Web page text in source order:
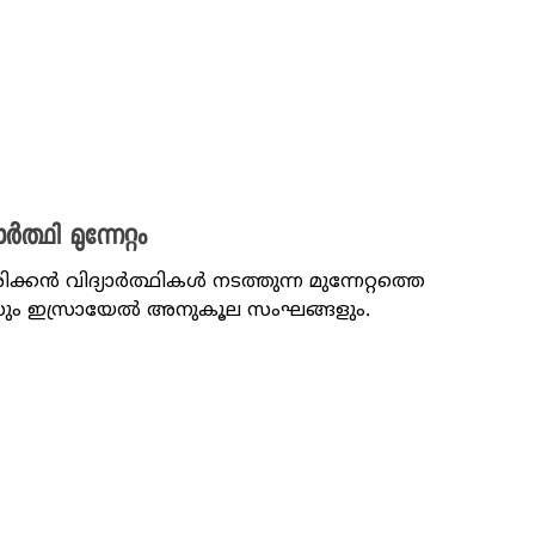
മുന്നേറ്റം
വിദ്യാർത്ഥികൾ നടത്തുന്ന മുന്നേറ്റത്തെ
ഇസ്രായേൽ അനുകൂല സംഘങ്ങളും.